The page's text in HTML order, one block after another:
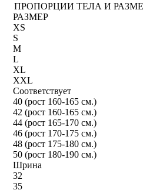
ПРОПОРЦИИ ТЕЛА И
РАЗМЕР
XS
S
M
L
XL
XXL
Соответствует
40 (рост 160-165 см.)
42 (рост 160-165 см.)
44 (рост 165-170 см.)
46 (рост 170-175 см.)
48 (рост 175-180 см.)
50 (рост 180-190 см.)
Шрина
32
35